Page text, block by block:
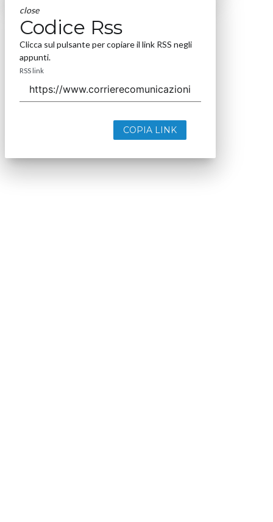
close
Codice Rss
Clicca sul pulsante per copiare il link RSS negli
appunti.
RSS link
COPIA LINK